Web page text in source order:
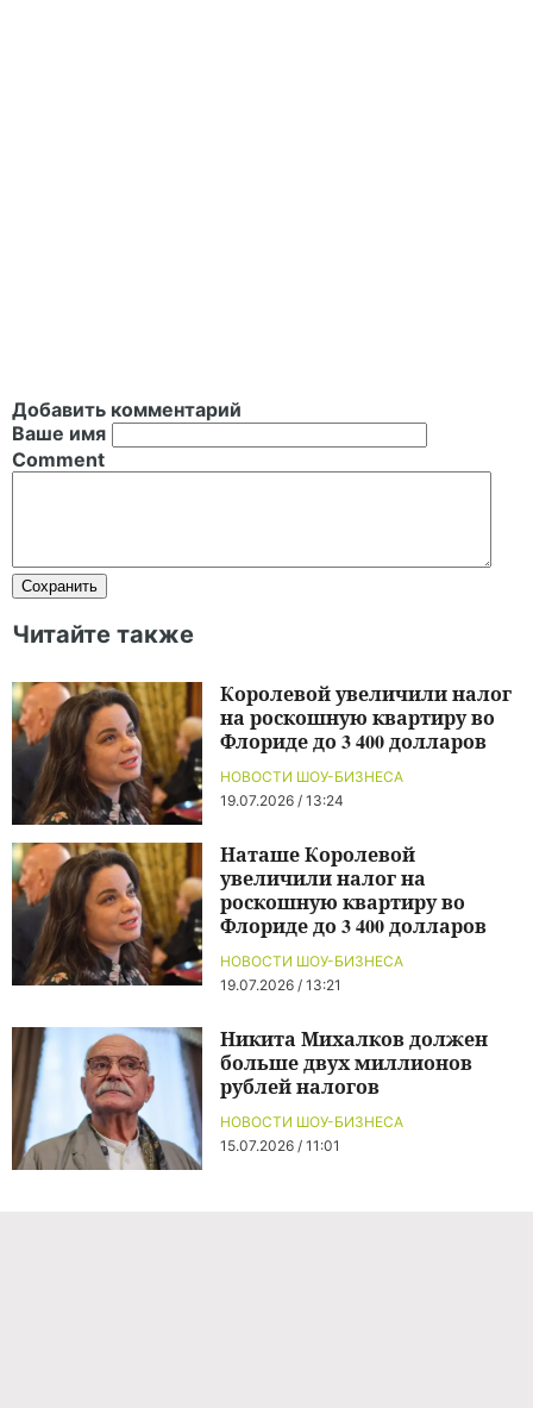
Добавить комментарий
Ваше имя
Comment
Читайте также
НОВОСТИ ШОУ-БИЗНЕСА
19.07.2026 / 13:24
Королевой увеличили налог
на роскошную квартиру во
Флориде до 3 400 долларов
НОВОСТИ ШОУ-БИЗНЕСА
19.07.2026 / 13:21
Наташе Королевой
увеличили налог на
роскошную квартиру во
Флориде до 3 400 долларов
НОВОСТИ ШОУ-БИЗНЕСА
15.07.2026 / 11:01
Никита Михалков должен
больше двух миллионов
рублей налогов